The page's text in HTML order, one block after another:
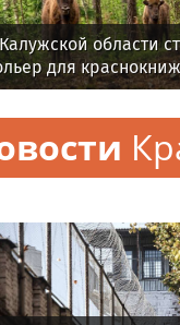
области
для